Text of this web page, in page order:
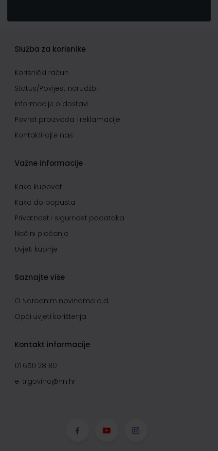
Služba za korisnike
Korisnički račun
Status/Povijest narudžbi
Informacije o dostavi
Povrat proizvoda i reklamacije
Kontaktirajte nas
Važne informacije
Kako kupovati
Kako do popusta
Privatnost i sigurnost podataka
Načini plaćanja
Uvjeti kupnje
Saznajte više
O Narodnim novinama d.d.
Opći uvjeti korištenja
Kontakt informacije
01 650 28 80
e-trgovina@nn.hr